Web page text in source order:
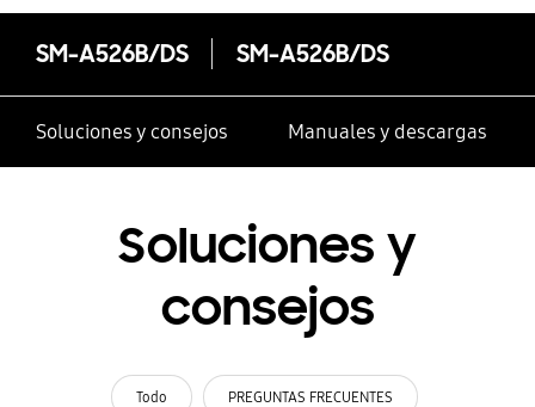
SM-A526B/DS SM-A526B/DS
Soluciones y consejos Manuales y descargas
Soluciones y
consejos
Todo PREGUNTAS FRECUENTES